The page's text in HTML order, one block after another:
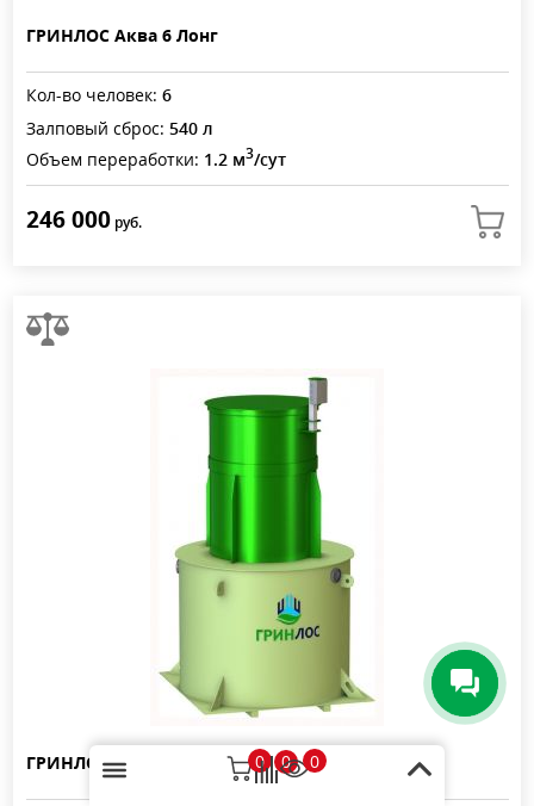
0 0 0
ГРИНЛОС Аква 6 Лонг
Кол-во человек: 6
Залповый сброс: 540 л
Объем переработки: 1.2 м3/сут
246 000руб.
ГРИНЛОС Аква 6 Супер Лонг